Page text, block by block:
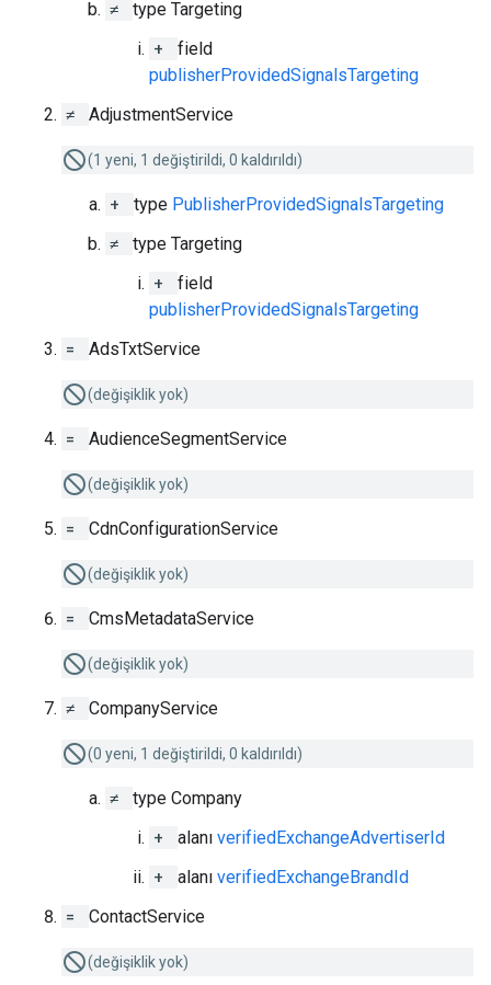
≠
type Targeting
+
field
publisherProvidedSignalsTargeting
≠
AdjustmentService
(1 yeni, 1 değiştirildi, 0 kaldırıldı)
+ type PublisherProvidedSignalsTargeting
≠
type Targeting
+
field
publisherProvidedSignalsTargeting
=
AdsTxtService
(değişiklik yok)
= AudienceSegmentService
(değişiklik yok)
= CdnConfigurationService
(değişiklik yok)
= CmsMetadataService
(değişiklik yok)
≠ CompanyService
(0 yeni, 1 değiştirildi, 0 kaldırıldı)
≠
type Company
+
alanı verifiedExchangeAdvertiserId
+
alanı verifiedExchangeBrandId
=
ContactService
(değişiklik yok)